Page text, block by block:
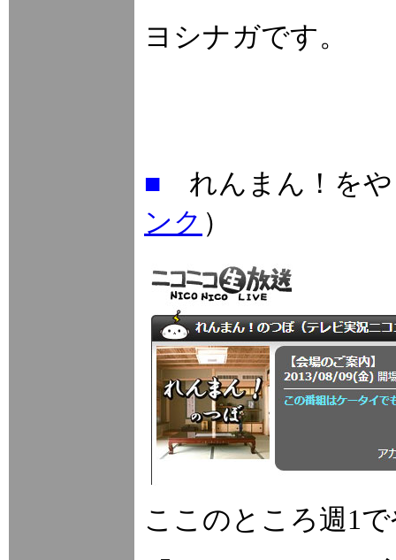
ヨシナガです。
■ れんまん！を
ンク ）
ここのところ週1